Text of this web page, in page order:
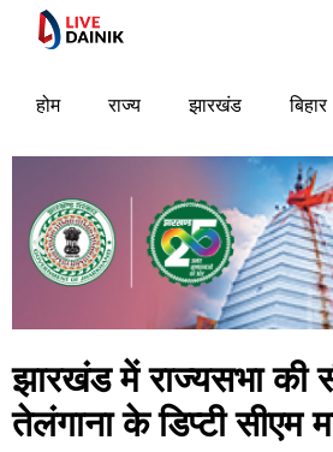
होम राज्य झारखंड बिहार
झारखंड में राज्यसभा की
तेलंगाना के डिप्टी